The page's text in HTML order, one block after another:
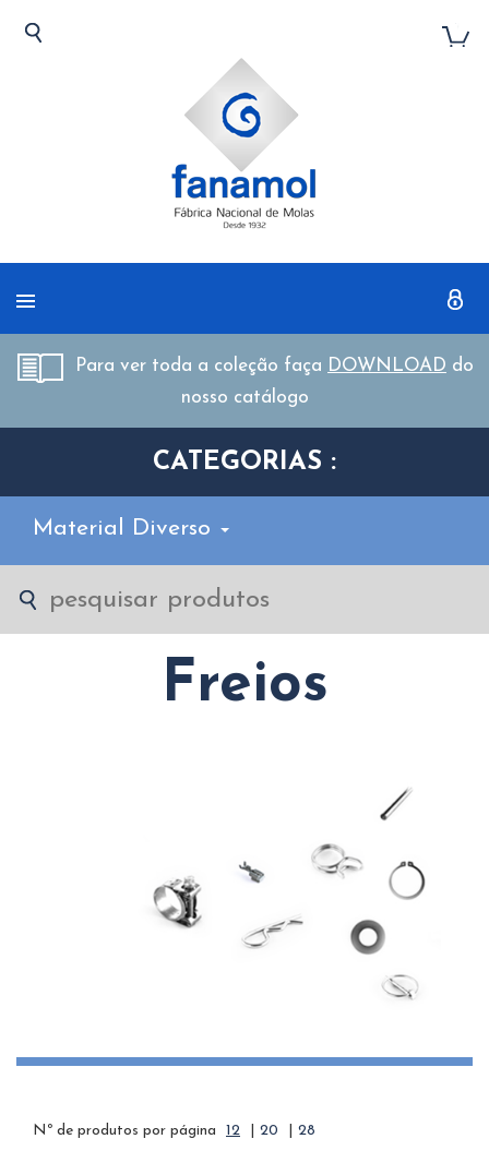
Para ver toda a coleção faça DOWNLOAD do
nosso catálogo
CATEGORIAS :
Material Diverso
Freios
Nº de produtos por página 12 20 28